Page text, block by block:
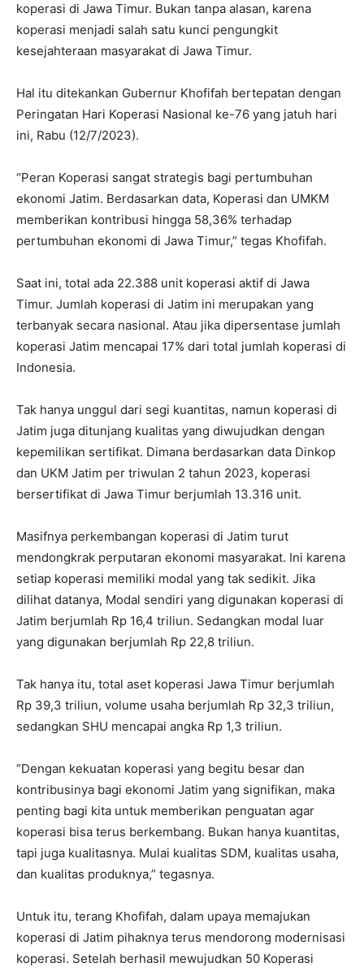
koperasi di Jawa Timur. Bukan tanpa alasan, karena
koperasi menjadi salah satu kunci pengungkit
kesejahteraan masyarakat di Jawa Timur.
Hal itu ditekankan Gubernur Khofifah bertepatan dengan
Peringatan Hari Koperasi Nasional ke-76 yang jatuh hari
ini, Rabu (12/7/2023).
“Peran Koperasi sangat strategis bagi pertumbuhan
ekonomi Jatim. Berdasarkan data, Koperasi dan UMKM
memberikan kontribusi hingga 58,36% terhadap
pertumbuhan ekonomi di Jawa Timur,” tegas Khofifah.
Saat ini, total ada 22.388 unit koperasi aktif di Jawa
Timur. Jumlah koperasi di Jatim ini merupakan yang
terbanyak secara nasional. Atau jika dipersentase jumlah
koperasi Jatim mencapai 17% dari total jumlah koperasi di
Indonesia.
Tak hanya unggul dari segi kuantitas, namun koperasi di
Jatim juga ditunjang kualitas yang diwujudkan dengan
kepemilikan sertifikat. Dimana berdasarkan data Dinkop
dan UKM Jatim per triwulan 2 tahun 2023, koperasi
bersertifikat di Jawa Timur berjumlah 13.316 unit.
Masifnya perkembangan koperasi di Jatim turut
mendongkrak perputaran ekonomi masyarakat. Ini karena
setiap koperasi memiliki modal yang tak sedikit. Jika
dilihat datanya, Modal sendiri yang digunakan koperasi di
Jatim berjumlah Rp 16,4 triliun. Sedangkan modal luar
yang digunakan berjumlah Rp 22,8 triliun.
Tak hanya itu, total aset koperasi Jawa Timur berjumlah
Rp 39,3 triliun, volume usaha berjumlah Rp 32,3 triliun,
sedangkan SHU mencapai angka Rp 1,3 triliun.
“Dengan kekuatan koperasi yang begitu besar dan
kontribusinya bagi ekonomi Jatim yang signifikan, maka
penting bagi kita untuk memberikan penguatan agar
koperasi bisa terus berkembang. Bukan hanya kuantitas,
tapi juga kualitasnya. Mulai kualitas SDM, kualitas usaha,
dan kualitas produknya,” tegasnya.
Untuk itu, terang Khofifah, dalam upaya memajukan
koperasi di Jatim pihaknya terus mendorong modernisasi
koperasi. Setelah berhasil mewujudkan 50 Koperasi